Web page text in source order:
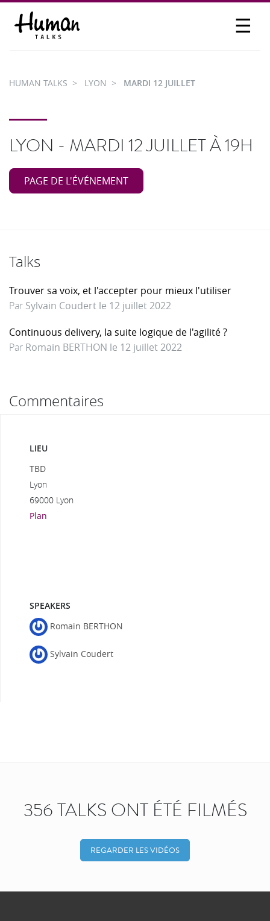
☰
PARTICIPER
HUMAN TALKS LYON MARDI 12 JUILLET
LYON - MARDI 12 JUILLET À 19H
PAGE DE L'ÉVÉNEMENT
Talks
Trouver sa voix, et l'accepter pour mieux l'utiliser
Par Sylvain Coudert le 12 juillet 2022
Continuous delivery, la suite logique de l'agilité ?
Par Romain BERTHON le 12 juillet 2022
Commentaires
LIEU
TBD
Lyon
69000 Lyon
Plan
SPEAKERS
Romain BERTHON
Sylvain Coudert
356 TALKS ONT ÉTÉ FILMÉS
REGARDER LES VIDÉOS